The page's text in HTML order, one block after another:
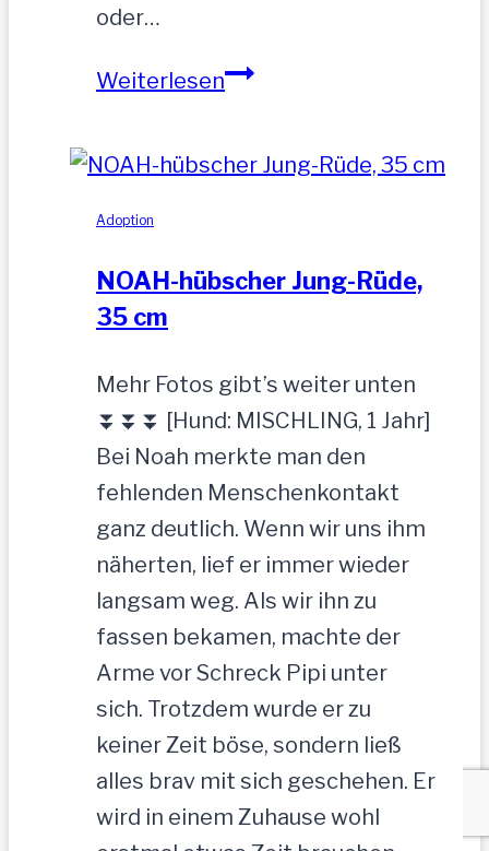
oder…
WeiterlesenSandu
gesucht
Adoption
NOAH-hübscher Jung-Rüde,
35 cm
Mehr Fotos gibt’s weiter unten
⏬⏬⏬ [Hund: MISCHLING, 1 Jahr]
Bei Noah merkte man den
fehlenden Menschenkontakt
ganz deutlich. Wenn wir uns ihm
näherten, lief er immer wieder
langsam weg. Als wir ihn zu
fassen bekamen, machte der
Arme vor Schreck Pipi unter
sich. Trotzdem wurde er zu
keiner Zeit böse, sondern ließ
alles brav mit sich geschehen. Er
wird in einem Zuhause wohl